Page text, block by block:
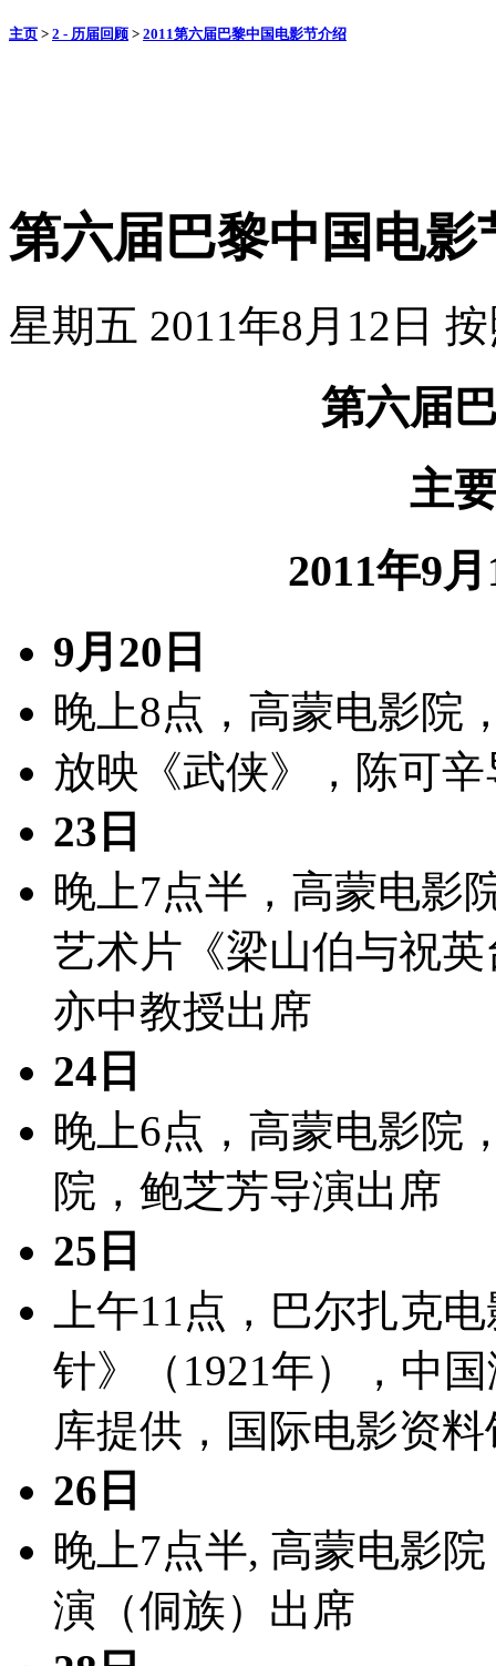
主页 > 2 - 历届回顾 > 2011第六届巴黎中国电影节介绍
第六届巴黎中国电
星期五 2011年8月12日
第六届
主
2011年9
9月20日
晚上8点，高蒙电影院
放映《武侠》，陈可
23日
晚上7点半，高蒙电影
艺术片《梁山伯与祝
亦中教授出席
24日
晚上6点，高蒙电影院
院，鲍芝芳导演出席
25日
上午11点，巴尔扎克
针》（1921年），中
库提供，国际电影资
26日
晚上7点半, 高蒙电影
演（侗族）出席